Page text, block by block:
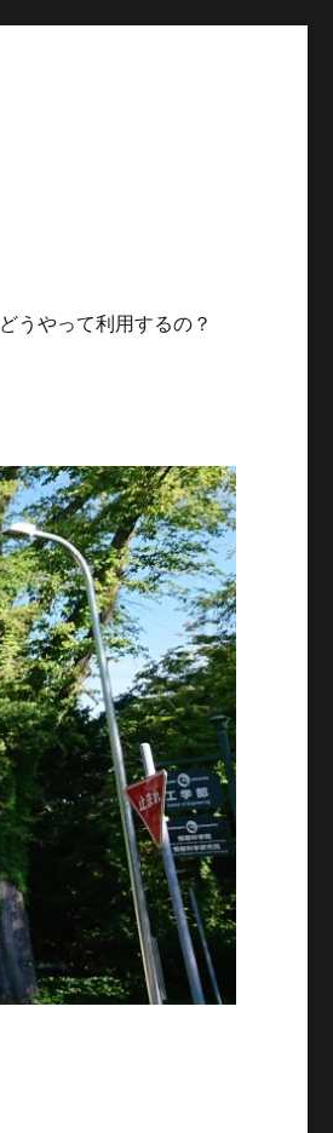
どうやって利用するの？